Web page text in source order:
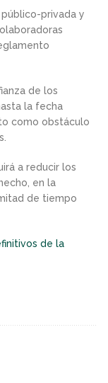
privada y
de los
la fecha
como obstáculo
a reducir los
en la
de tiempo
de la